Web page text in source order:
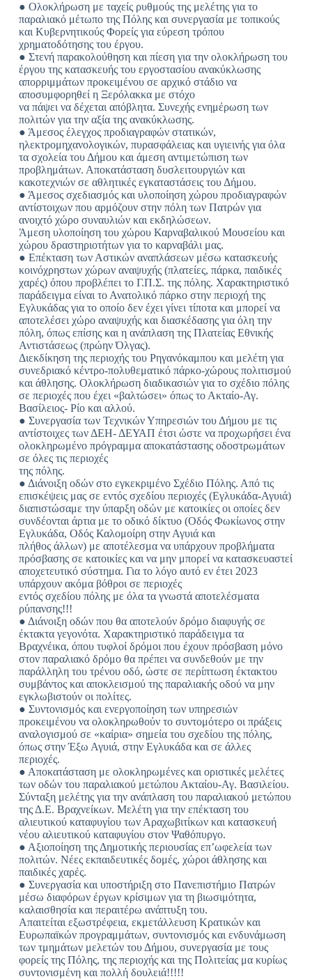
● Ολοκλήρωση με ταχείς ρυθμούς της μελέτης για το
παραλιακό μέτωπο της Πόλης και συνεργασία με τοπικούς
και Κυβερνητικούς Φορείς για εύρεση τρόπου
χρηματοδότησης του έργου.
● Στενή παρακολούθηση και πίεση για την ολοκλήρωση του
έργου της κατασκευής του εργοστασίου ανακύκλωσης
απορριμμάτων προκειμένου σε αρχικό στάδιο να
αποσυμφορηθεί η Ξερόλακκα με στόχο
να πάψει να δέχεται απόβλητα. Συνεχής ενημέρωση των
πολιτών για την αξία της ανακύκλωσης.
● Άμεσος έλεγχος προδιαγραφών στατικών,
ηλεκτρομηχανολογικών, πυρασφάλειας και υγιεινής για όλα
τα σχολεία του Δήμου και άμεση αντιμετώπιση των
προβλημάτων. Αποκατάσταση δυσλειτουργιών και
κακοτεχνιών σε αθλητικές εγκαταστάσεις του Δήμου.
● Άμεσος σχεδιασμός και υλοποίηση χώρου προδιαγραφών
αντίστοιχων που αρμόζουν στην πόλη των Πατρών για
ανοιχτό χώρο συναυλιών και εκδηλώσεων.
Άμεση υλοποίηση του χώρου Καρναβαλικού Μουσείου και
χώρου δραστηριοτήτων για το καρναβάλι μας.
● Επέκταση των Αστικών αναπλάσεων μέσω κατασκευής
κοινόχρηστων χώρων αναψυχής (πλατείες, πάρκα, παιδικές
χαρές) όπου προβλέπει το Γ.Π.Σ. της πόλης. Χαρακτηριστικό
παράδειγμα είναι το Ανατολικό πάρκο στην περιοχή της
Εγλυκάδας για το οποίο δεν έχει γίνει τίποτα και μπορεί να
αποτελέσει χώρο αναψυχής και διασκέδασης για όλη την
πόλη, όπως επίσης και η ανάπλαση της Πλατείας Εθνικής
Αντιστάσεως (πρώην Όλγας).
Διεκδίκηση της περιοχής του Ρηγανόκαμπου και μελέτη για
συνεδριακό κέντρο-πολυθεματικό πάρκο-χώρους πολιτισμού
και άθλησης. Ολοκλήρωση διαδικασιών για το σχέδιο πόλης
σε περιοχές που έχει «βαλτώσει» όπως το Ακταίο-Αγ.
Βασίλειος- Ρίο και αλλού.
● Συνεργασία των Τεχνικών Υπηρεσιών του Δήμου με τις
αντίστοιχες των ΔΕΗ- ΔΕΥΑΠ έτσι ώστε να προχωρήσει ένα
ολοκληρωμένο πρόγραμμα αποκατάστασης οδοστρωμάτων
σε όλες τις περιοχές
της πόλης.
● Διάνοιξη οδών στο εγκεκριμένο Σχέδιο Πόλης. Από τις
επισκέψεις μας σε εντός σχεδίου περιοχές (Εγλυκάδα-Αγυιά)
διαπιστώσαμε την ύπαρξη οδών με κατοικίες οι οποίες δεν
συνδέονται άρτια με το οδικό δίκτυο (Οδός Φωκίωνος στην
Εγλυκάδα, Οδός Καλομοίρη στην Αγυιά και
πλήθος άλλων) με αποτέλεσμα να υπάρχουν προβλήματα
πρόσβασης σε κατοικίες και να μην μπορεί να κατασκευαστεί
αποχετευτικό σύστημα. Για το λόγο αυτό εν έτει 2023
υπάρχουν ακόμα βόθροι σε περιοχές
εντός σχεδίου πόλης με όλα τα γνωστά αποτελέσματα
ρύπανσης!!!
● Διάνοιξη οδών που θα αποτελούν δρόμο διαφυγής σε
έκτακτα γεγονότα. Χαρακτηριστικό παράδειγμα τα
Βραχνέικα, όπου τυφλοί δρόμοι που έχουν πρόσβαση μόνο
στον παραλιακό δρόμο θα πρέπει να συνδεθούν με την
παράλληλη του τρένου οδό, ώστε σε περίπτωση έκτακτου
συμβάντος και αποκλεισμού της παραλιακής οδού να μην
εγκλωβιστούν οι πολίτες.
● Συντονισμός και ενεργοποίηση των υπηρεσιών
προκειμένου να ολοκληρωθούν το συντομότερο οι πράξεις
αναλογισμού σε «καίρια» σημεία του σχεδίου της πόλης,
όπως στην Έξω Αγυιά, στην Εγλυκάδα και σε άλλες
περιοχές.
● Αποκατάσταση με ολοκληρωμένες και οριστικές μελέτες
των οδών του παραλιακού μετώπου Ακταίου-Αγ. Βασιλείου.
Σύνταξη μελέτης για την ανάπλαση του παραλιακού μετώπου
της Δ.Ε. Βραχνείκων. Μελέτη για την επέκταση του
αλιευτικού καταφυγίου των Αραχωβιτίκων και κατασκευή
νέου αλιευτικού καταφυγίου στον Ψαθόπυργο.
● Αξιοποίηση της Δημοτικής περιουσίας επ’ωφελεία των
πολιτών. Νέες εκπαιδευτικές δομές, χώροι άθλησης και
παιδικές χαρές.
● Συνεργασία και υποστήριξη στο Πανεπιστήμιο Πατρών
μέσω διαφόρων έργων κρίσιμων για τη βιωσιμότητα,
καλαισθησία και περαιτέρω ανάπτυξη του.
Απαιτείται εξωστρέφεια, εκμετάλλευση Κρατικών και
Ευρωπαϊκών προγραμμάτων, συντονισμός και ενδυνάμωση
των τμημάτων μελετών του Δήμου, συνεργασία με τους
φορείς της Πόλης, της περιοχής και της Πολιτείας μα κυρίως
συντονισμένη και πολλή δουλειά!!!!!